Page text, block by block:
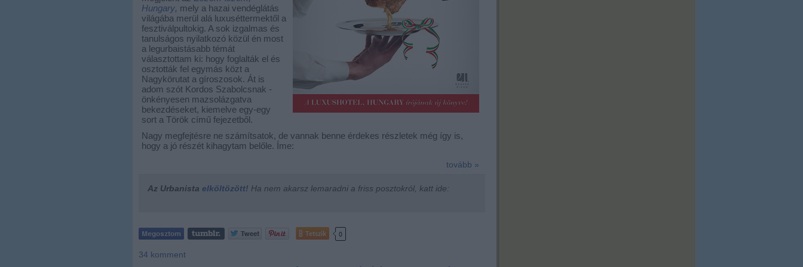
Hungary, mely a hazai vendéglátás
világába merül alá luxuséttermektől a
fesztiválpultokig. A sok izgalmas és
tanulságos nyilatkozó közül én most
a legurbaistásabb témát
választottam ki: hogy foglalták el és
osztották fel egymás közt a
Nagykörutat a gíroszosok. Át is
adom szót Kordos Szabolcsnak -
önkényesen mazsolázgatva
bekezdéseket, kiemelve egy-egy
sort a Török című fejezetből.
Nagy megfejtésre ne számítsatok, de vannak benne érdekes részletek még így is,
hogy a jó részét kihagytam belőle. Íme:
tovább »
Az Urbanista elköltözött! Ha nem akarsz lemaradni a friss posztokról, katt ide:
Tetszik 0
34 komment